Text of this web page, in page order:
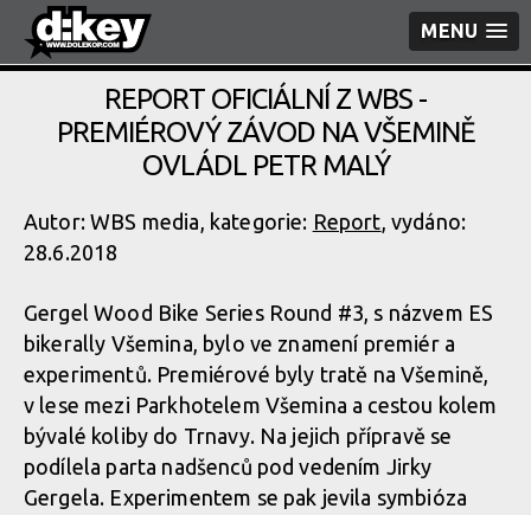
MENU
REPORT OFICIÁLNÍ Z WBS -
PREMIÉROVÝ ZÁVOD NA VŠEMINĚ
OVLÁDL PETR MALÝ
Autor: WBS media, kategorie: Report, vydáno:
28.6.2018
Gergel Wood Bike Series Round #3, s názvem ES
bikerally Všemina, bylo ve znamení premiér a
experimentů. Premiérové byly tratě na Všemině,
v lese mezi Parkhotelem Všemina a cestou kolem
bývalé koliby do Trnavy. Na jejich přípravě se
podílela parta nadšenců pod vedením Jirky
Gergela. Experimentem se pak jevila symbióza